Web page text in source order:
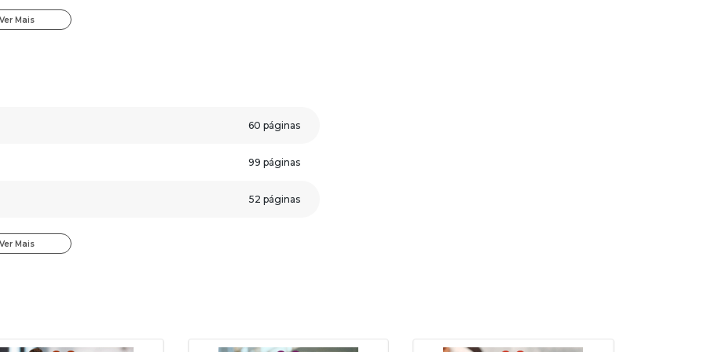
seus estudos e ainda você receberá um bônus
Ver Mais
60 páginas
99 páginas
52 páginas
Ver Mais